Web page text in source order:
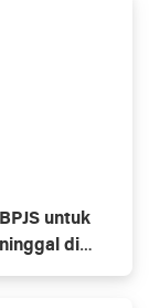
untuk
di